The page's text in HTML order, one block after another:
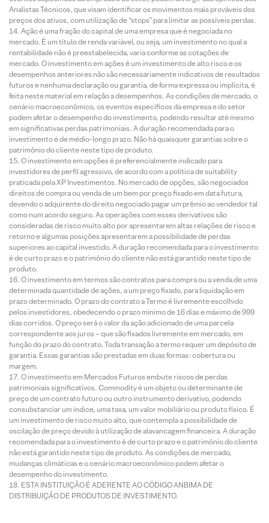
Analistas Técnicos, que visam identificar os movimentos mais prováveis dos
preços dos ativos, com utilização de “stops” para limitar as possíveis perdas.
Ação é uma fração do capital de uma empresa que é negociada no
mercado. É um título de renda variável, ou seja, um investimento no qual a
rentabilidade não é preestabelecida, varia conforme as cotações de
mercado. O investimento em ações é um investimento de alto risco e os
desempenhos anteriores não são necessariamente indicativos de resultados
futuros e nenhuma declaração ou garantia, de forma expressa ou implícita, é
feita neste material em relação a desempenhos. As condições de mercado, o
cenário macroeconômico, os eventos específicos da empresa e do setor
podem afetar o desempenho do investimento, podendo resultar até mesmo
em significativas perdas patrimoniais. A duração recomendada para o
investimento é de médio-longo prazo. Não há quaisquer garantias sobre o
patrimônio do cliente neste tipo de produto.
O investimento em opções é preferencialmente indicado para
investidores de perfil agressivo, de acordo com a política de suitability
praticada pela XP Investimentos. No mercado de opções, são negociados
direitos de compra ou venda de um bem por preço fixado em data futura,
devendo o adquirente do direito negociado pagar um prêmio ao vendedor tal
como num acordo seguro. As operações com esses derivativos são
consideradas de risco muito alto por apresentarem altas relações de risco e
retorno e algumas posições apresentarem a possibilidade de perdas
superiores ao capital investido. A duração recomendada para o investimento
é de curto prazo e o patrimônio do cliente não está garantido neste tipo de
produto.
O investimento em termos são contratos para compra ou a venda de uma
determinada quantidade de ações, a um preço fixado, para liquidação em
prazo determinado. O prazo do contrato a Termo é livremente escolhido
pelos investidores, obedecendo o prazo mínimo de 16 dias e máximo de 999
dias corridos. O preço será o valor da ação adicionado de uma parcela
correspondente aos juros – que são fixados livremente em mercado, em
função do prazo do contrato. Toda transação a termo requer um depósito de
garantia. Essas garantias são prestadas em duas formas: cobertura ou
margem.
O investimento em Mercados Futuros embute riscos de perdas
patrimoniais significativos. Commodity é um objeto ou determinante de
preço de um contrato futuro ou outro instrumento derivativo, podendo
consubstanciar um índice, uma taxa, um valor mobiliário ou produto físico. É
um investimento de risco muito alto, que contempla a possibilidade de
oscilação de preço devido à utilização de alavancagem financeira. A duração
recomendada para o investimento é de curto prazo e o patrimônio do cliente
não está garantido neste tipo de produto. As condições de mercado,
mudanças climáticas e o cenário macroeconômico podem afetar o
desempenho do investimento.
ESTA INSTITUIÇÃO É ADERENTE AO CÓDIGO ANBIMA DE
DISTRIBUIÇÃO DE PRODUTOS DE INVESTIMENTO.